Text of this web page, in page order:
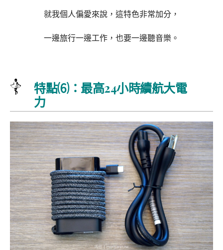
就我個人偏愛來說，這特色非常加分，
一邊旅行一邊工作，也要一邊聽音樂。
特點⑹：最高24小時續航大電
力